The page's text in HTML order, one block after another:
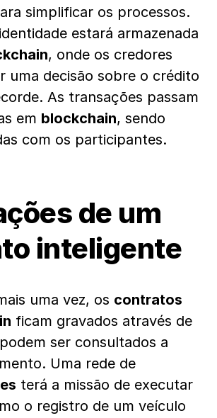
simplificar os processos.
estará armazenada
, onde os credores
uma decisão sobre o crédito
As transações passam
em blockchain, sendo
com os participantes.
de um
inteligente
uma vez, os contratos
ficam gravados através de
ser consultados a
Uma rede de
terá a missão de executar
o registro de um veículo